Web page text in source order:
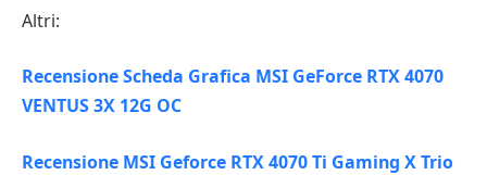
Altri:
Recensione Scheda Grafica MSI GeForce RTX 4070
VENTUS 3X 12G OC
Recensione MSI Geforce RTX 4070 Ti Gaming X Trio